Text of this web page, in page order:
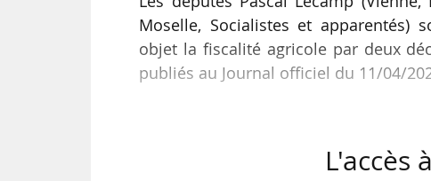
Moselle, Socialistes et apparentés)
objet la fiscalité agricole par deux
publiés au Journal officiel du 11/04/
économiques de l’Assemblée
parlementaires sur l’assurance
L'accès